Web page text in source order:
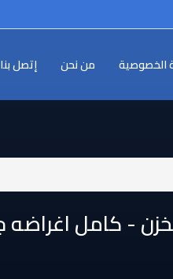
الخصوصية من نحن إتصل بنا